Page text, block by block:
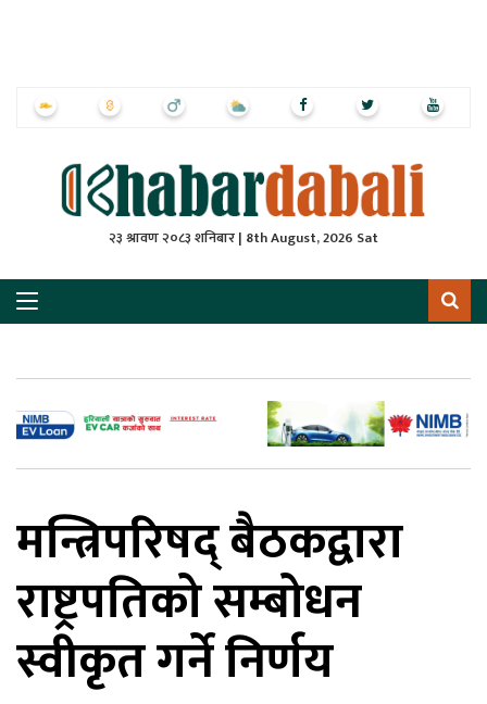
२३ श्रावण २०८३ शनिबार | 8th August, 2026 Sat
मन्त्रिपरिषद् बैठकद्वारा
राष्ट्रपतिको सम्बोधन
स्वीकृत गर्ने निर्णय